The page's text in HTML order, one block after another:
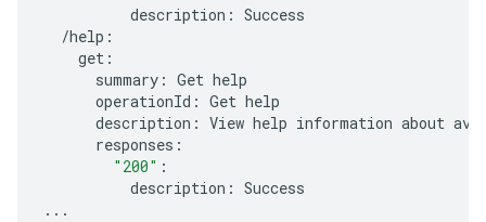
description : Success
/help :
get :
summary : Get help
operationId : Get help
description : View help information about
responses :
"200" :
description : Success
...